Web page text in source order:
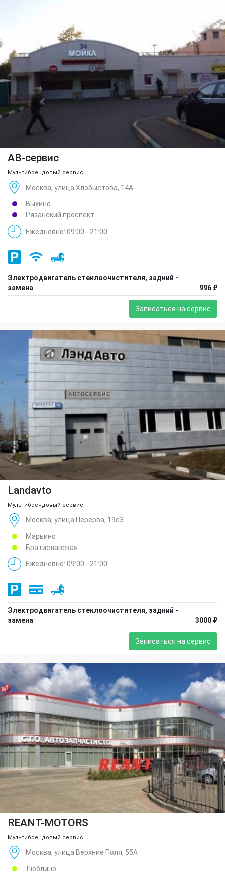
АВ-сервис
Мультибрендовый сервис
Москва, улица Хлобыстова, 14А
Выхино
Рязанский проспект
Ежедневно: 09:00 - 21:00
Электродвигатель стеклоочистителя, задний -
замена
996 ₽
Записаться на сервис
Landavto
Мультибрендовый сервис
Москва, улица Перерва, 19с3
Марьино
Братиславская
Ежедневно: 09:00 - 21:00
Электродвигатель стеклоочистителя, задний -
замена
3000 ₽
Записаться на сервис
REANT-MOTORS
Мультибрендовый сервис
Москва, улица Верхние Поля, 55А
Люблино